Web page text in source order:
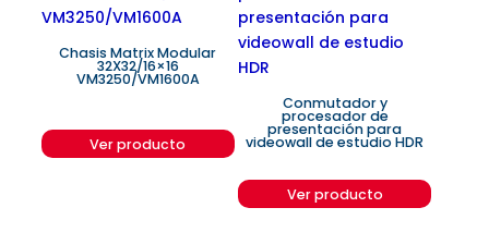
Chasis Matrix Modular
32X32/16×16
VM3250/VM1600A
Ver producto
Conmutador y
procesador de
presentación para
videowall de estudio HDR
Ver producto